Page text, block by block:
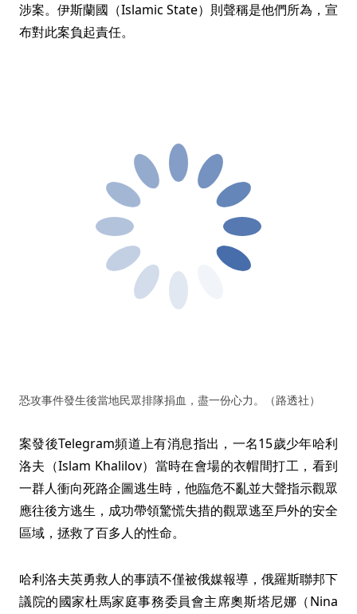
涉案。伊斯蘭國（Islamic State）則聲稱是他們所為，宣
布對此案負起責任。
恐攻事件發生後當地民眾排隊捐血，盡一份心力。（路透社）
案發後Telegram頻道上有消息指出，一名15歲少年哈利
洛夫（Islam Khalilov）當時在會場的衣帽間打工，看到
一群人衝向死路企圖逃生時，他臨危不亂並大聲指示觀眾
應往後方逃生，成功帶領驚慌失措的觀眾逃至戶外的安全
區域，拯救了百多人的性命。
哈利洛夫英勇救人的事蹟不僅被俄媒報導，俄羅斯聯邦下
議院的國家杜馬家庭事務委員會主席奧斯塔尼娜（Nina